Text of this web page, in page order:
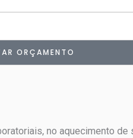
ORÇAMENTO
no aquecimento